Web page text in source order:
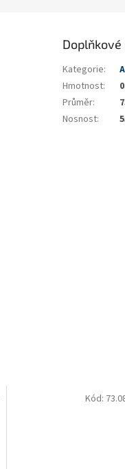
Kód:
Kategorie:
Hmotnost:
Průměr:
Nosnost: